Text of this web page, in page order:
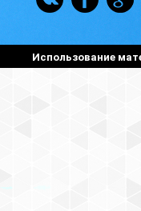
Использование